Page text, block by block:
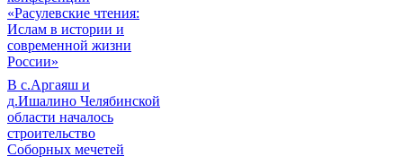
«Расулевские чтения:
Ислам в истории и
современной жизни
России»
В с.Аргаяш и
д.Ишалино Челябинской
области началось
строительство
Соборных мечетей